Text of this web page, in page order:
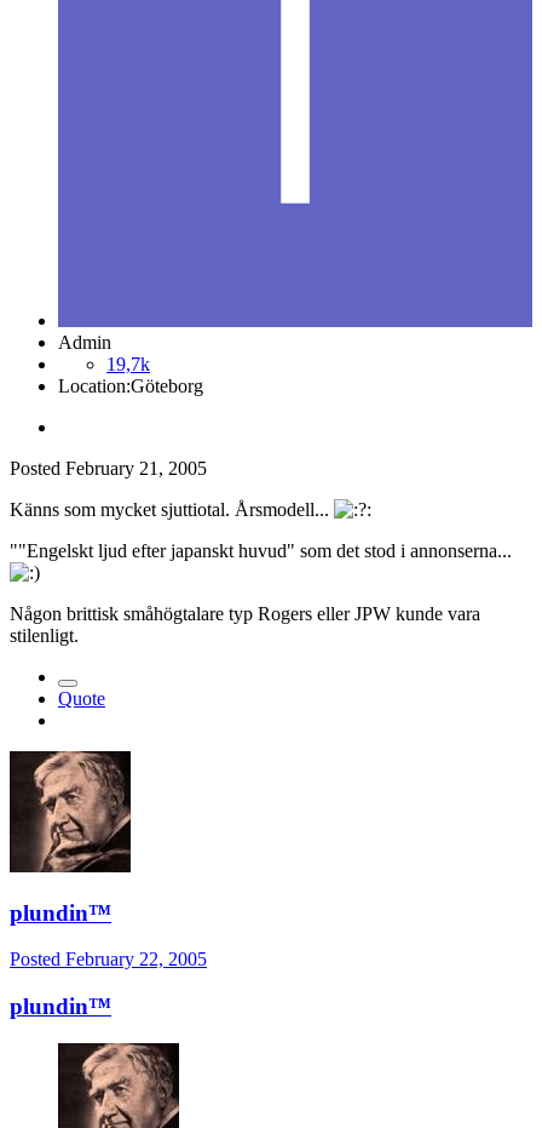
Admin
19,7k
Location:Göteborg
Posted February 21, 2005
Känns som mycket sjuttiotal. Årsmodell...
""Engelskt ljud efter japanskt huvud" som det stod i annonserna...
Någon brittisk småhögtalare typ Rogers eller JPW kunde vara
stilenligt.
Quote
plundin™
Posted February 22, 2005
plundin™